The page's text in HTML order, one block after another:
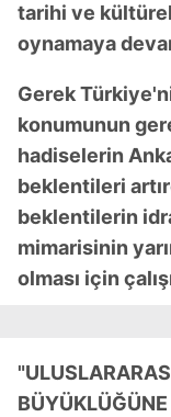
tarihi ve
oynamaya
Gerek
konumunun
hadiselerin
beklentileri
beklentilerin
mimarisinin
olması için